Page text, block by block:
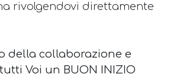
rivolgendovi direttamente
della collaborazione e
Voi un BUON INIZIO